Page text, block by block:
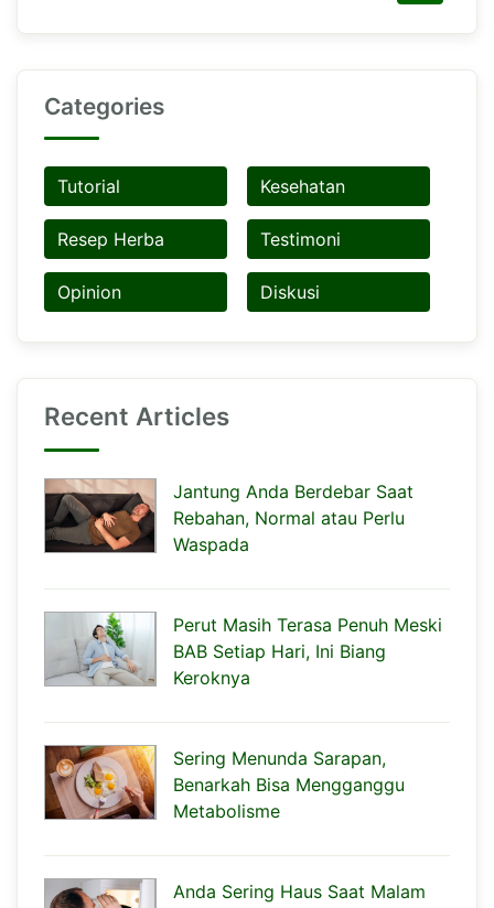
Categories
Tutorial Kesehatan
Resep Herba Testimoni
Opinion Diskusi
Recent Articles
Jantung Anda Berdebar Saat
Rebahan, Normal atau Perlu
Waspada
Perut Masih Terasa Penuh Meski
BAB Setiap Hari, Ini Biang
Keroknya
Sering Menunda Sarapan,
Benarkah Bisa Mengganggu
Metabolisme
Anda Sering Haus Saat Malam